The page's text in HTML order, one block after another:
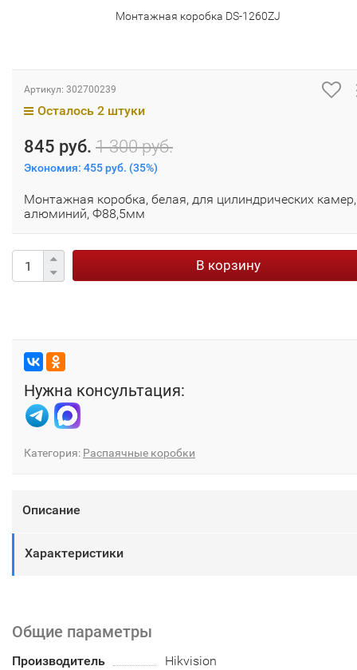
Монтажная коробка DS-1260ZJ
Артикул: 302700239
Осталось 2 штуки
845 руб. 1 300 руб.
Экономия: 455 руб. (35%)
Монтажная коробка, белая, для цилиндрических камер,
алюминий, Ф88,5мм
В корзину
Нужна консультация:
Категория: Распаячные коробки
Описание
Характеристики
Общие параметры
Производитель
Hikvision